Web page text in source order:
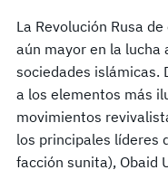
La Revolución Rusa
aún mayor en la
sociedades islámicas.
a los elementos más
movimientos
los principales líderes
facción sunita), Obaid